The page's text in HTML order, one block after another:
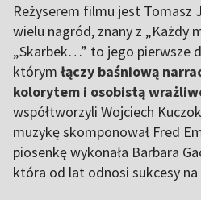
Reżyserem filmu jest Tomasz
wielu nagród, znany z „Każdy
„Skarbek…” to jego pierwsze
którym łączy baśniową
kolorytem i osobistą
współtworzyli Wojciech
muzykę skomponował Fred
piosenkę wykonała Barbara
która od lat odnosi sukcesy na